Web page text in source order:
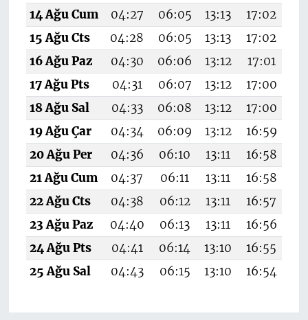
14 Ağu Cum
04:27 06:05 13:13 17:02
15 Ağu Cts
04:28 06:05 13:13 17:02
16 Ağu Paz
04:30 06:06 13:12 17:01
17 Ağu Pts
04:31 06:07 13:12 17:00
18 Ağu Sal
04:33 06:08 13:12 17:00
19 Ağu Çar
04:34 06:09 13:12 16:59
20 Ağu Per
04:36 06:10 13:11 16:58
21 Ağu Cum
04:37 06:11 13:11 16:58
22 Ağu Cts
04:38 06:12 13:11 16:57
23 Ağu Paz
04:40 06:13 13:11 16:56
24 Ağu Pts
04:41 06:14 13:10 16:55
25 Ağu Sal
04:43 06:15 13:10 16:54